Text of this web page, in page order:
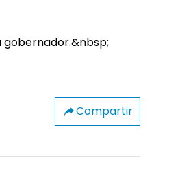
Compartir